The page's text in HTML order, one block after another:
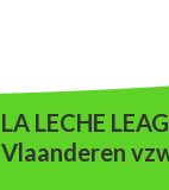
LA LECHE
Vlaanderen